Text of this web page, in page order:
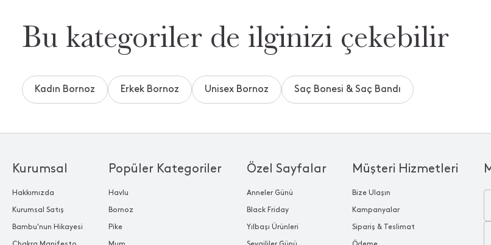
Bu kategoriler de ilginizi çekebilir
Kadın Bornoz Erkek Bornoz Unisex Bornoz Saç Bonesi & Saç Bandı
Popüler Kategoriler
Havlu
Bornoz
Pike
Özel Sayfalar
Anneler Günü
Black Friday
Yılbaşı Ürünleri
Kurumsal
Hakkımızda
Kurumsal Satış
Bambu'nun Hikayesi
Müşteri Hizmetleri
Bize Ulaşın
Kampanyalar
Sipariş & Teslimat